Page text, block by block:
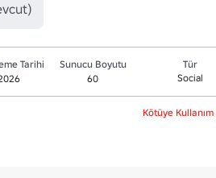
Tarihi
Sunucu Boyutu
60
Tür
Social
Kötüye